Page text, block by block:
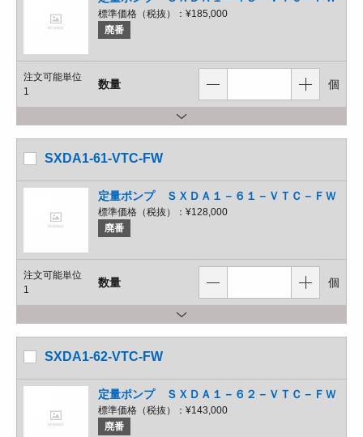
標準価格（税抜）： ¥185,000
廃番
注文可能単位
1
数量 個
SXDA1-61-VTC-FW
定量ポンプ ＳＸＤＡ１－６１－ＶＴＣ－ＦＷ
標準価格（税抜）： ¥128,000
廃番
注文可能単位
1
数量 個
SXDA1-62-VTC-FW
定量ポンプ ＳＸＤＡ１－６２－ＶＴＣ－ＦＷ
標準価格（税抜）： ¥143,000
廃番